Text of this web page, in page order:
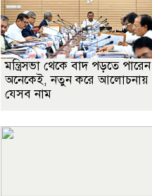
মন্ত্রিসভা থেকে বাদ পড়তে পারেন
অনেকেই, নতুন করে আলোচনায়
যেসব নাম